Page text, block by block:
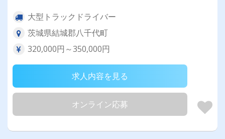
大型トラックドライバー
茨城県結城郡八千代町
320,000円～350,000円
求人内容を見る
オンライン応募